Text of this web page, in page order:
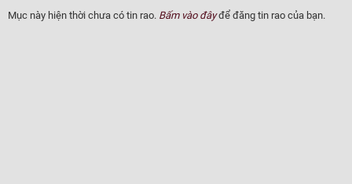
Mục này hiện thời chưa có tin rao. Bấm vào đâyđể đăng tin rao của bạn.